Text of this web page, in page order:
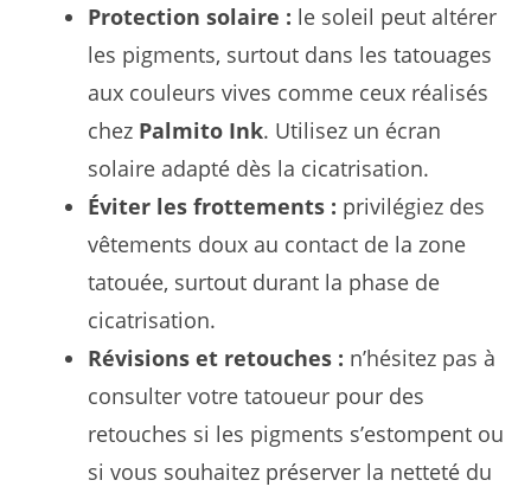
Protection solaire : le soleil peut altérer
les pigments, surtout dans les tatouages
aux couleurs vives comme ceux réalisés
chez Palmito Ink. Utilisez un écran
solaire adapté dès la cicatrisation.
Éviter les frottements : privilégiez des
vêtements doux au contact de la zone
tatouée, surtout durant la phase de
cicatrisation.
Révisions et retouches : n’hésitez pas à
consulter votre tatoueur pour des
retouches si les pigments s’estompent ou
si vous souhaitez préserver la netteté du